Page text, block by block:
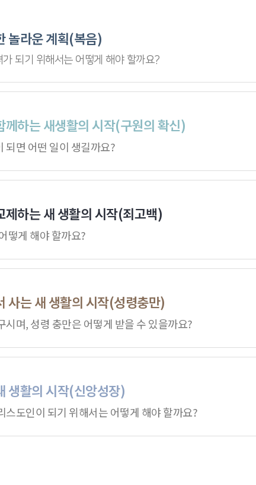
놀라운 계획(복음)
가 되기 위해서는 어떻게 해야 할까요?
께하는 새생활의 시작(구원의 확신)
되면 어떤 일이 생길까요?
제하는 새 생활의 시작(죄고백)
떻게 해야 할까요?
사는 새 생활의 시작(성령충만)
시며, 성령 충만은 어떻게 받을 수 있을까요?
생활의 시작(신앙성장)
스도인이 되기 위해서는 어떻게 해야 할까요?